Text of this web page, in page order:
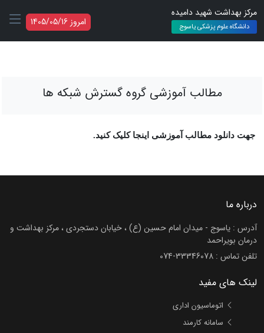
مرکز بهداشت شهید دامیده
دانشگاه علوم پزشکی یاسوج امروز 1405/05/16
مطالب آموزشی گروه گسترش شبکه ها
جهت دانلود مطالب آموزشی اینجا کلیک کنید.
درباره ما
آدرس : یاسوج - میدان امام حسین (ع) ، خیابان دستجردی ، مرکز بهداشت و
درمان بویراحمد
تلفن تماس : 074-33346078
لینک های مفید
اتوماسیون اداری
سامانه کارمند